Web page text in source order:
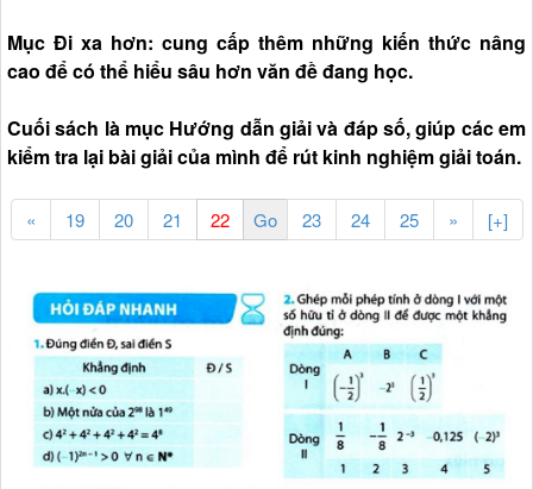
Mục Đi xa hơn: cung cấp thêm những kiến thức nâng
cao để có thể hiểu sâu hơn văn đề đang học.
Cuối sách là mục Hướng dẫn giải và đáp số, giúp các em
kiểm tra lại bài giải của mình để rút kinh nghiệm giải toán.
« 19 20 21 23 24 25 » [+]